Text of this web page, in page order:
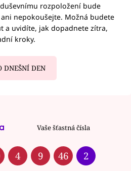
rozpoložení bude
nepokoušejte. Možná budete
a uvidíte, jak dopadnete zítra,
kroky.
DNEŠNÍ DEN
Vaše šťastná čísla
4 9 46 2